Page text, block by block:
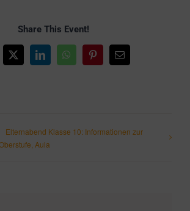
Share This Event!
X LinkedInWhatsAppPinterest
E-
Elternabend Klasse 10: Informationen zur
Aula